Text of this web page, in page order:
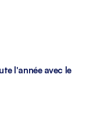
l'année avec le